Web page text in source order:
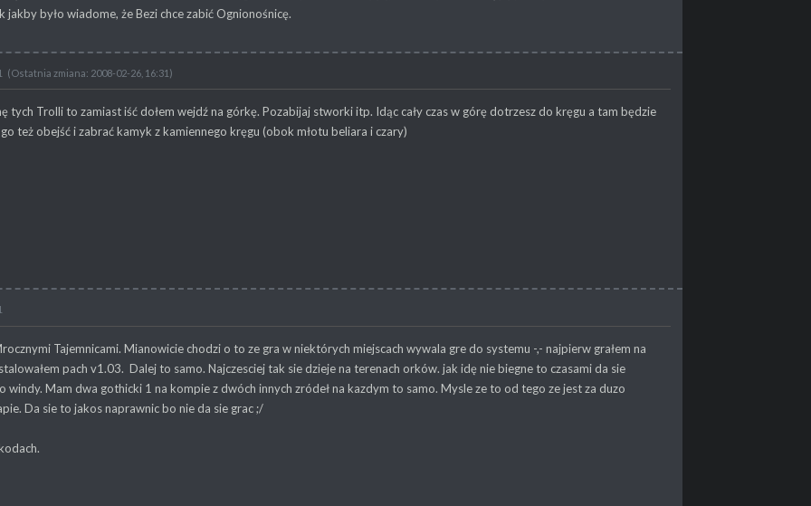
jakby było wiadome, że Bezi chce zabić Ognionośnicę.
(Ostatnia zmiana: 2008-02-26, 16:31)
tych Trolli to zamiast iść dołem wejdź na górkę. Pozabijaj stworki itp. Idąc cały czas w górę dotrzesz do kręgu a tam będzie
też obejść i zabrać kamyk z kamiennego kręgu (obok młotu beliara i czary)
Tajemnicami. Mianowicie chodzi o to ze gra w niektórych miejscach wywala gre do systemu -,- najpierw grałem na
pach v1.03. Dalej to samo. Najczesciej tak sie dzieje na terenach orków. jak idę nie biegne to czasami da sie
windy. Mam dwa gothicki 1 na kompie z dwóch innych zródeł na kazdym to samo. Mysle ze to od tego ze jest za duzo
Da sie to jakos naprawnic bo nie da sie grac ;/